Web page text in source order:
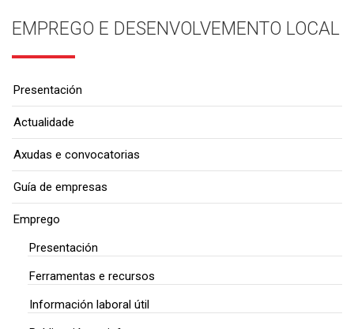
EMPREGO E DESENVOLVEMENTO LOCAL
Presentación
Actualidade
Axudas e convocatorias
Guía de empresas
Emprego
Presentación
Ferramentas e recursos
Información laboral útil